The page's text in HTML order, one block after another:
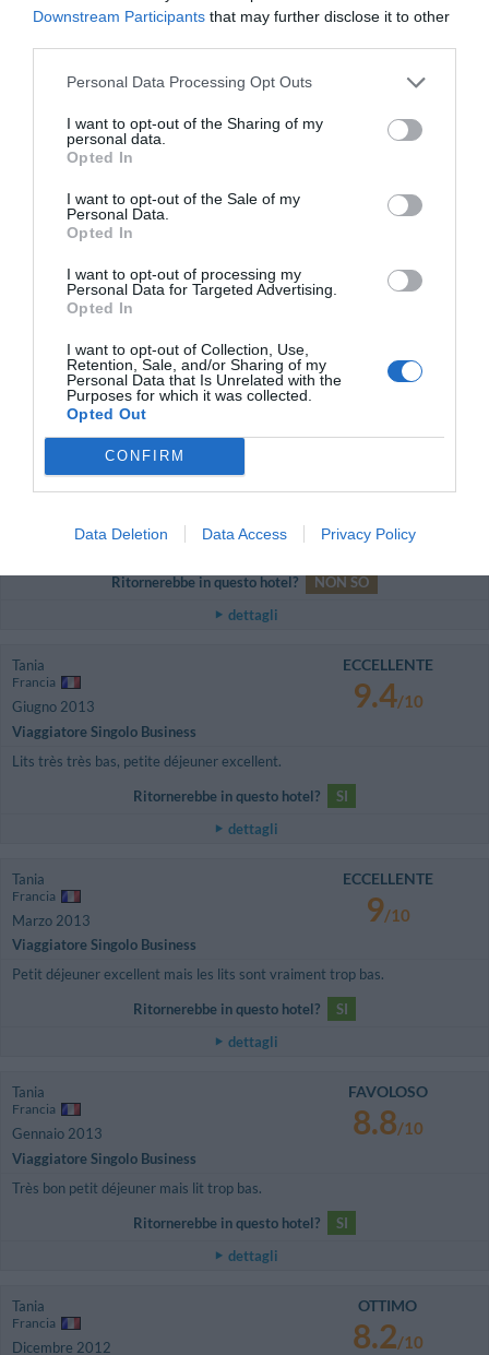
Downstream Participants that may further disclose it to other
Personal Data Processing Opt Outs
I want to opt-out of the Sharing of my
personal data.
Opted In
I want to opt-out of the Sale of my
Personal Data.
Opted In
I want to opt-out of processing my
Personal Data for Targeted Advertising.
Opted In
I want to opt-out of Collection, Use,
Retention, Sale, and/or Sharing of my
Personal Data that Is Unrelated with the
Purposes for which it was collected.
Opted Out
CONFIRM
Data Deletion Data Access Privacy Policy
Viaggiatore Singolo Business
Agosto 2013
ECCELLENTE
Ritornerebbe in questo hotel?
Luglio 2013
Viaggiatore Singolo Business
Ritornerebbe in questo hotel?
dettagli
Giugno 2013
Ritornerebbe in questo hotel?
NON SO
dettagli
Tania
Francia
Giugno 2013
Viaggiatore Singolo Business
ECCELLENTE
9.4/10
Lits très très bas, petite déjeuner excellent.
Ritornerebbe in questo hotel?
SI
dettagli
Tania
Francia
Marzo 2013
Viaggiatore Singolo Business
ECCELLENTE
9/10
Petit déjeuner excellent mais les lits sont vraiment trop bas.
Ritornerebbe in questo hotel?
SI
dettagli
Tania
Francia
Gennaio 2013
Viaggiatore Singolo Business
FAVOLOSO
8.8/10
Très bon petit déjeuner mais lit trop bas.
Ritornerebbe in questo hotel?
SI
dettagli
Tania
Francia
Dicembre 2012
OTTIMO
8.2/10